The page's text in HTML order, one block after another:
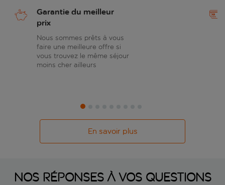
Garantie du meilleur
prix
Nous sommes prêts à vous
faire une meilleure offre si
vous trouvez le même séjour
moins cher ailleurs
En savoir plus
Nos réponses à vos questions